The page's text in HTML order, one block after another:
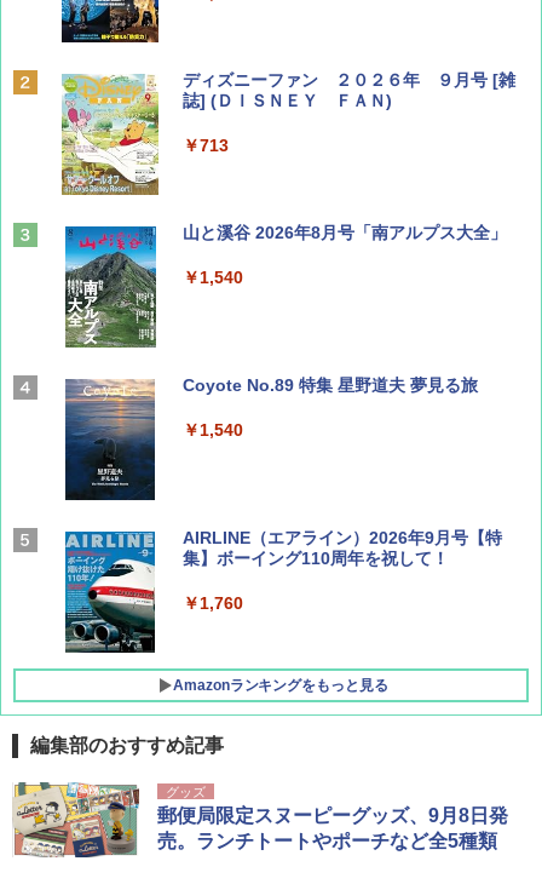
ディズニーファン ２０２６年 ９月号 [雑
誌] (ＤＩＳＮＥＹ ＦＡＮ)
￥713
山と溪谷 2026年8月号「南アルプス大全」
￥1,540
Coyote No.89 特集 星野道夫 夢見る旅
￥1,540
AIRLINE（エアライン）2026年9月号【特
集】ボーイング110周年を祝して！
￥1,760
Amazonランキングをもっと見る
D40 地球の歩き方 チェンマイ タイ北部の魅
力的な町 2026～2027 地球の歩き方D アジア
￥2,079
[キャンパーズコレクション 山善] ポップアッ
プテント 傘みたいに広げて畳める パッとサ
ッとサンシェード キューブ フルクローズ メ
ッシュ 簡単設置 ワンタッチテント キャンプ
GRANDOOR ステンレス保冷剤 2個セット 2
026リニューアル 急速冷凍 空間倍増 衛生的
コンパクト 保冷力長持ち
編集部のおすすめ記事
グッズ
郵便局限定スヌーピーグッズ、9月8日発
売。ランチトートやポーチなど全5種類